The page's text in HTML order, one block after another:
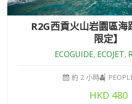
R2G西貢火山岩園區海
限定】
ECOGUIDE, ECOJET,
約 2 小時
HKD 480